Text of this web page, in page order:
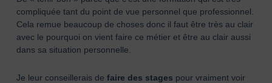
compliquée tant du point de vue personnel que professionnel.
Cela remue beaucoup de choses donc il faut être très au clair
avec le pourquoi on vient faire ce métier et être au clair aussi
dans sa situation personnelle.
Je leur conseillerais de faire des stages pour vraiment voir